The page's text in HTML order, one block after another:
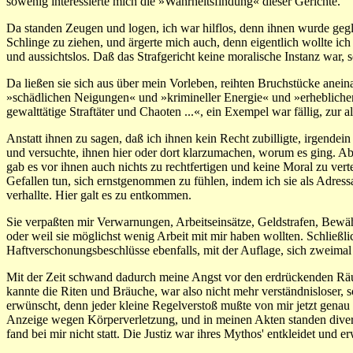
Da standen Zeugen und logen, ich war hilflos, denn ihnen wurde
Schlinge zu ziehen, und ärgerte mich auch, denn eigentlich wollte
und aussichtslos. Daß das Strafgericht keine moralische Instanz
Da ließen sie sich aus über mein Vorleben, reihten Bruchstücke
»schädlichen Neigungen« und »krimineller Energie« und
gewalttätige Straftäter und Chaoten ...«, ein Exempel war fällig, zur
Anstatt ihnen zu sagen, daß ich ihnen kein Recht zubilligte,
und versuchte, ihnen hier oder dort klarzumachen, worum es ging.
gab es vor ihnen auch nichts zu rechtfertigen und keine Moral zu
Gefallen tun, sich ernstgenommen zu fühlen, indem ich sie als
verhallte. Hier galt es zu entkommen.
Sie verpaßten mir Verwarnungen, Arbeitseinsätze, Geldstrafen,
oder weil sie möglichst wenig Arbeit mit mir haben wollten.
Haftverschonungsbeschlüsse ebenfalls, mit der Auflage, sich
Mit der Zeit schwand dadurch meine Angst vor den erdrückenden
kannte die Riten und Bräuche, war also nicht mehr
erwünscht, denn jeder kleine Regelverstoß mußte von mir jetzt
Anzeige wegen Körperverletzung, und in meinen Akten standen
fand bei mir nicht statt. Die Justiz war ihres Mythos' entkleidet und